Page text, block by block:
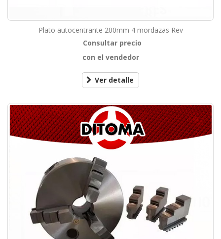
Plato autocentrante 200mm 4 mordazas Rev
Consultar precio
con el vendedor
Ver detalle